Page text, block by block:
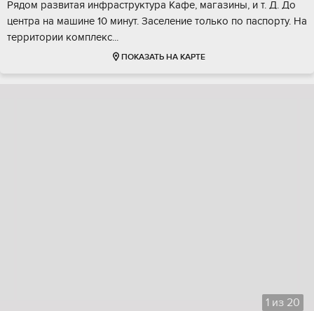
Рядом развитая инфраструктура Кафе, магазины, и т. Д. До
центра на машине 10 минут. Заселение только по паспорту. На
территории комплекс...
ПОКАЗАТЬ НА КАРТЕ
1 из 20